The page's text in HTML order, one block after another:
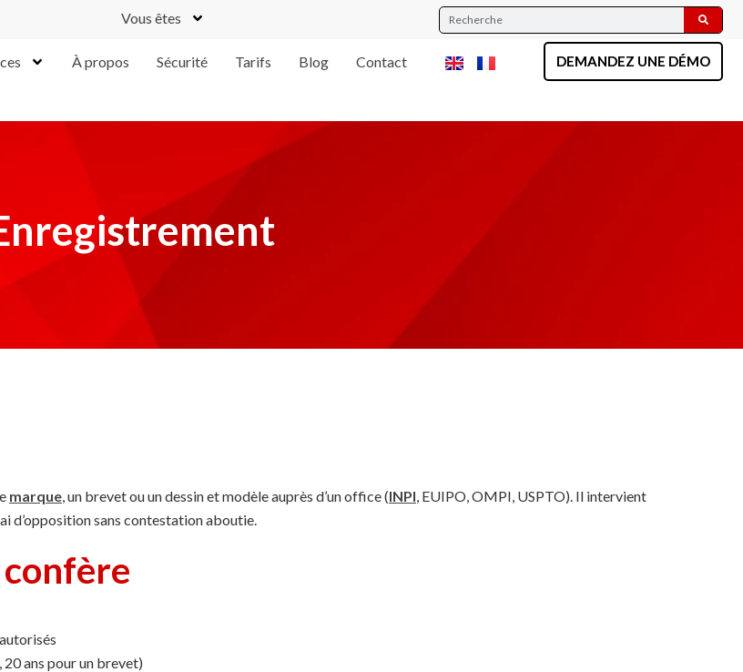
Vous êtes
À propos Sécurité Tarifs Blog Contact DEMANDEZ UNE DÉMO
marque, un brevet ou un dessin et modèle auprès d’un office (INPI, EUIPO, OMPI, USPTO). Il intervient
d’opposition sans contestation aboutie.
confère
ans pour un brevet)